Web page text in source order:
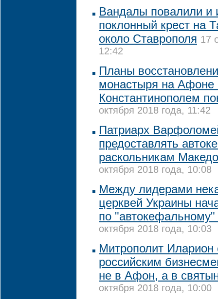
Вандалы повалили и
поклонный крест на
около Ставрополя 17
12:42
Планы
монастыря на Афоне
Константинополем
октября 2018 года, 11:42
Патриарх
предоставлять
раскольникам
октября 2018 года, 10:08
Между лидерами
церквей Украины
по
октября 2018 года, 10:03
Митрополит Иларион
российским
не в Афон, а в
октября 2018 года, 10:00